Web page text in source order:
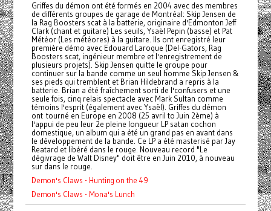
Griffes du démon ont été formés en 2004 avec des membres
de différents groupes de garage de Montréal: Skip Jensen de
la Rag Boosters scat à la batterie, originaire d'Edmonton Jeff
Clark (chant et guitare) Les seuils, Ysaël Pepin (basse) et Pat
Météor (Les météores) à la guitare. Ils ont enregistré leur
première démo avec Edouard Laroque (Del-Gators, Rag
Boosters scat, ingénieur membre et l'enregistrement de
plusieurs projets). Skip Jensen quitte le groupe pour
continuer sur la bande comme un seul homme Skip Jensen &
ses pieds qui tremblent et Brian Hildebrand a repris à la
batterie. Brian a été fraîchement sorti de l'confusers et une
seule fois, cinq relais spectacle avec Mark Sultan comme
témoins l'esprit (également avec Ysaël). Griffes du démon
ont tourné en Europe en 2008 (25 avril to Juin 2ème) à
l'appui de peu leur 2e pleine longueur LP satan cochon
domestique, un album qui a été un grand pas en avant dans
le développement de la bande. Ce LP a été masterisé par Jay
Reatard et libéré dans le rouge. Nouveau record "Le
dégivrage de Walt Disney" doit être en Juin 2010, à nouveau
sur dans le rouge.
Demon's Claws - Hunting on the 49
Demon's Claws - Mona's Lunch